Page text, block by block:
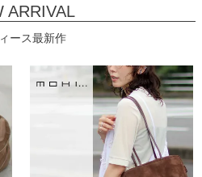
ARRIVAL
ース最新作